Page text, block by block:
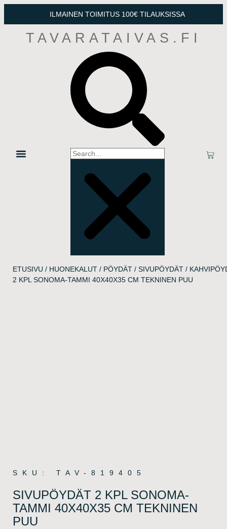
ILMAINEN TOIMITUS 100€ TILAUKSISSA
TAVARATAIVAS.FI
ETUSIVU / HUONEKALUT / PÖYDÄT /SIVUPÖYDÄT /
2 KPL SONOMA-TAMMI 40X40X35 CM TEKNINEN PUU
SKU: TAV-819405
SIVUPÖYDÄT 2 KPL SONOMA-
TAMMI 40X40X35 CM TEKNINEN
PUU